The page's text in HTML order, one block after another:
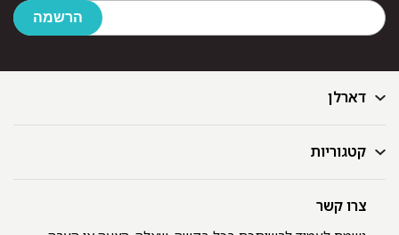
דארלן
דף הבית
GIFT CARD
רשימת חנויות
קטגוריות
מצעים
צרו קשר